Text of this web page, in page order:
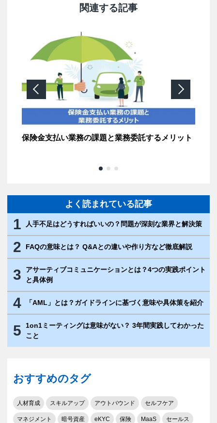
関連する記事
保険金支払い業務の課題と業務委託するメリット
よく読まれている記事
1 人手不足はどうすればいいの？問題が深刻な業界と解決策
2 FAQの意味とは？ Q&Aとの違いや作り方など徹底解説
3
アサーティブコミュニケーションとは？4つの実践ポイント
と具体例
4 「AML」とは？ガイドラインに基づく意味や具体策を紹介
5
1on1ミーティングは意味がない？ 3年間実践してわかった
こと
おすすめのタグ
人材育成 スキルアップ アウトバウンド セルフケア
マネジメント 暗号資産 eKYC 保険 MaaS セールス